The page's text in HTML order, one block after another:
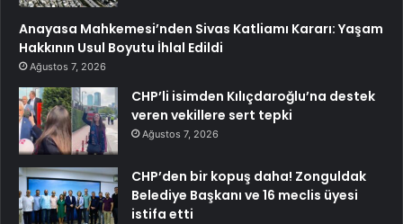
Anayasa Mahkemesi’nden Sivas Katliamı Kararı: Yaşam
Hakkının Usul Boyutu İhlal Edildi
Ağustos 7, 2026
CHP’li isimden Kılıçdaroğlu’na destek
veren vekillere sert tepki
Ağustos 7, 2026
CHP’den bir kopuş daha! Zonguldak
Belediye Başkanı ve 16 meclis üyesi
istifa etti